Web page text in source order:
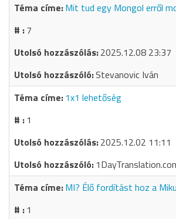
Mit tud egy Mongol erről
7
2025.12.08 23:37
Stevanovic Iván
1x1 lehetőség
1
2025.12.02 11:11
MI? Élő fordítást hoz a
1